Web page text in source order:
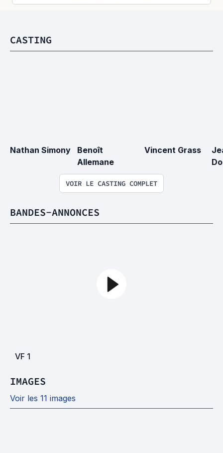
CASTING
Nathan Simony
Benoît
Allemane
Vincent Grass
VOIR LE CASTING COMPLET
BANDES-ANNONCES
VF 1
IMAGES
Voir les 11 images